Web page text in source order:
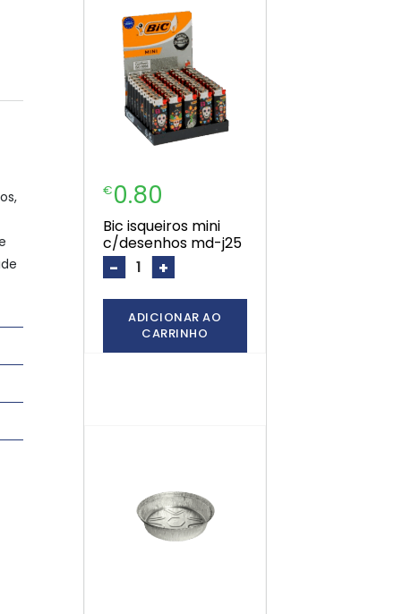
€0.80
bic isqueiros mini
c/desenhos md-j25
- +
ADICIONAR AO
CARRINHO